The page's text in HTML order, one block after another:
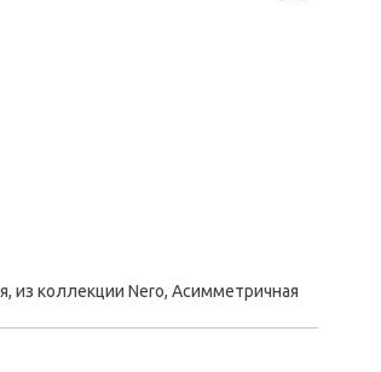
из коллекции Nero, Асимметричная